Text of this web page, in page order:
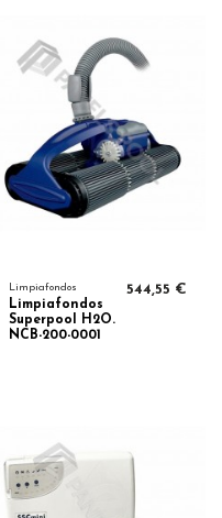
Limpiafondos
Limpiafondos
Superpool H2O.
NCB-200-0001
544,55 €